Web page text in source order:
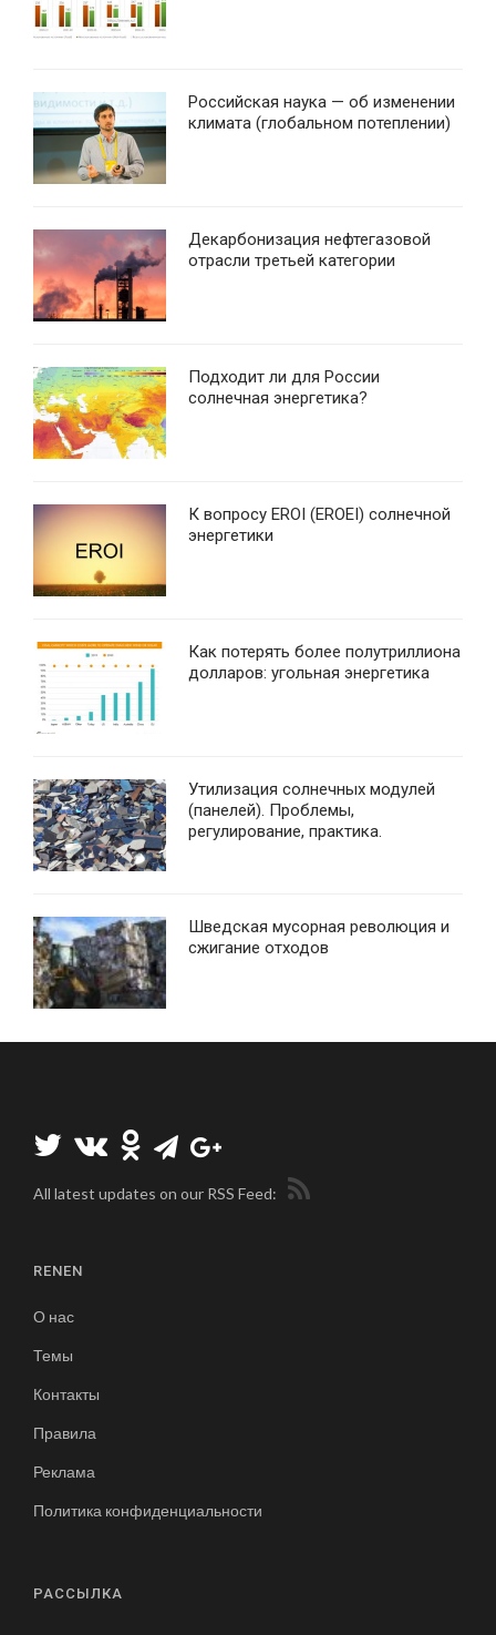
Российская наука — об изменении
климата (глобальном потеплении)
Декарбонизация нефтегазовой
отрасли третьей категории
Подходит ли для России
солнечная энергетика?
К вопросу EROI (EROEI) солнечной
энергетики
Как потерять более полутриллиона
долларов: угольная энергетика
Утилизация солнечных модулей
(панелей). Проблемы,
регулирование, практика.
Шведская мусорная революция и
сжигание отходов
All latest updates on our RSS Feed:
RENEN
О нас
Темы
Контакты
Правила
Реклама
Политика конфиденциальности
РАССЫЛКА